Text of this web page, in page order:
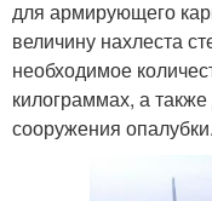
для армирующего
величину нахлеста
необходимое
килограммах, а
сооружения опалубки.